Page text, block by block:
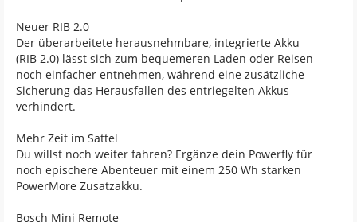
Neuer RIB 2.0
Der überarbeitete herausnehmbare, integrierte Akku
(RIB 2.0) lässt sich zum bequemeren Laden oder Reisen
noch einfacher entnehmen, während eine zusätzliche
Sicherung das Herausfallen des entriegelten Akkus
verhindert.
Mehr Zeit im Sattel
Du willst noch weiter fahren? Ergänze dein Powerfly für
noch epischere Abenteuer mit einem 250 Wh starken
PowerMore Zusatzakku.
Bosch Mini Remote